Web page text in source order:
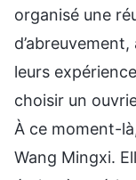
organisé une
leurs
choisir un
À ce moment-
Wang Mingxi.